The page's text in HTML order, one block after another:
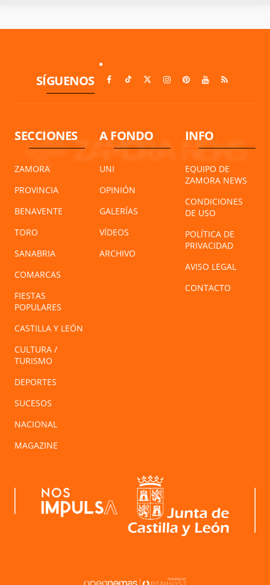
SÍGUENOS
SECCIONES
ZAMORA
PROVINCIA
BENAVENTE
TORO
SANABRIA
COMARCAS
FIESTAS
POPULARES
CASTILLA Y LEÓN
CULTURA /
TURISMO
DEPORTES
SUCESOS
NACIONAL
MAGAZINE
A FONDO
UNI
OPINIÓN
GALERÍAS
VÍDEOS
ARCHIVO
INFO
EQUIPO DE
ZAMORA NEWS
CONDICIONES
DE USO
POLÍTICA DE
PRIVACIDAD
AVISO LEGAL
CONTACTO